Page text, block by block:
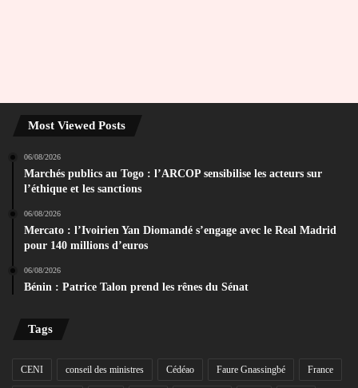
Most Viewed Posts
06/08/2026
Marchés publics au Togo : l’ARCOP sensibilise les acteurs sur
l’éthique et les sanctions
06/08/2026
Mercato : l’Ivoirien Yan Diomandé s’engage avec le Real Madrid
pour 140 millions d’euros
06/08/2026
Bénin : Patrice Talon prend les rênes du Sénat
Tags
CENI conseil des ministres Cédéao Faure Gnassingbé France